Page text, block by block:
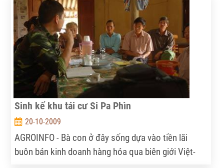
Sinh kế khu tái cư Si Pa Phìn
20-10-2009
AGROINFO - Bà con ở đây sống dựa vào tiền lãi
buôn bán kinh doanh hàng hóa qua biên giới Việt-